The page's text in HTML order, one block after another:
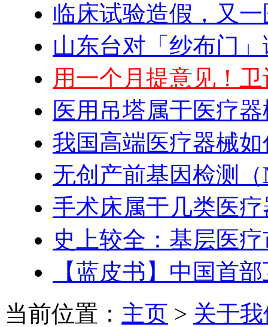
临床试验造假，又
山东台对「纱布门
用一个月提意见！
医用吊塔属于医疗
我国高端医疗器械
无创产前基因检测
手术床属于几类医
史上较全：基层医
【蓝皮书】中国首
当前位置： 主页 > 关于